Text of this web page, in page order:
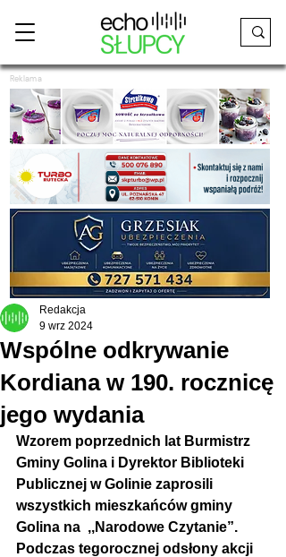
Reklama
Wspólne odkrywanie
Kordiana w 190. rocznicę
jego wydania
Redakcja
9 wrz 2024
Wzorem poprzednich lat Burmistrz
Gminy Golina i Dyrektor Biblioteki
Publicznej w Golinie zaprosili
wszystkich mieszkańców gminy
Golina na  ,,Narodowe Czytanie”.
Podczas tegorocznej odsłony akcji